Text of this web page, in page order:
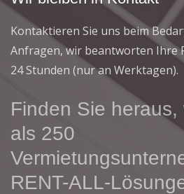
Kontaktieren Sie uns beim
Anfragen, wir beantworten Ihre
24 Stunden (nur an Werktagen).
Finden Sie heraus,
als 250
RENT-ALL-